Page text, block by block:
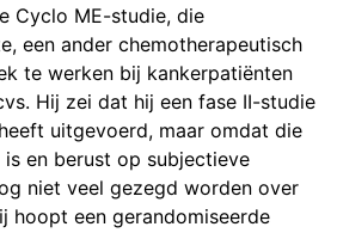
Cyclo ME-studie, die
een ander chemotherapeutisch
te werken bij kankerpatiënten
Hij zei dat hij een fase II-studie
uitgevoerd, maar omdat die
en berust op subjectieve
niet veel gezegd worden over
hoopt een gerandomiseerde